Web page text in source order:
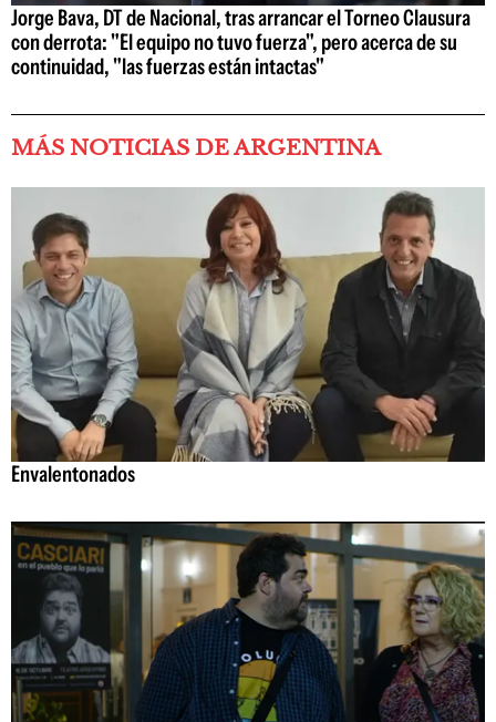
Jorge Bava, DT de Nacional, tras arrancar el Torneo Clausura
con derrota: "El equipo no tuvo fuerza", pero acerca de su
continuidad, "las fuerzas están intactas"
MÁS NOTICIAS DE ARGENTINA
Envalentonados